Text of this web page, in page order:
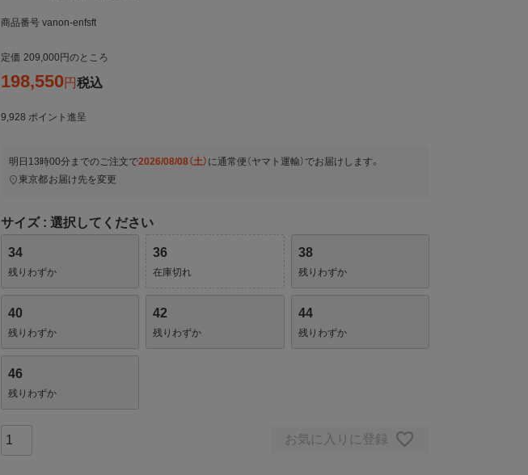
商品番号 vanon-enfsft
定価 209,000 のところ
198,550 税込
9,928 ポイント進呈
明日 13時00分 までのご注文で2026/08/08（土） に通常便（ヤマト運輸） でお届けします。
東京都お届け先を変更
サイズ 選択してください
34
残りわずか
36
在庫切れ
38
残りわずか
40
残りわずか
42
残りわずか
44
残りわずか
46
残りわずか
お気に入りに登録